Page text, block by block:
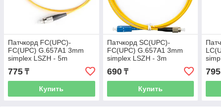
Патчкорд FC(UPC)-
FC(UPC) G.657A1 3mm
simplex LSZH - 5m
775 ₸
Купить
Патчкорд SC(UPC)-
FC(UPC) G.657A1 3mm
simplex LSZH - 3m
690₸
Купить
795